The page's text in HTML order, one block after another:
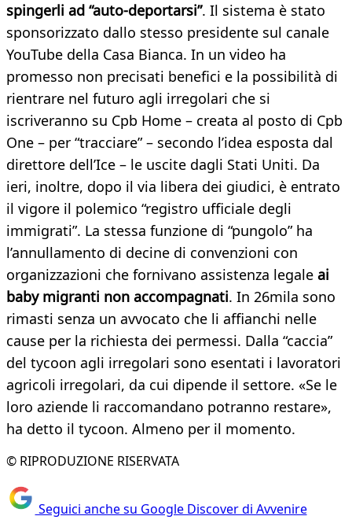
spingerli ad “auto-deportarsi”. Il sistema è stato
sponsorizzato dallo stesso presidente sul canale
YouTube della Casa Bianca. In un video ha
promesso non precisati benefici e la possibilità di
rientrare nel futuro agli irregolari che si
iscriveranno su Cpb Home – creata al posto di Cpb
One – per “tracciare” – secondo l’idea esposta dal
direttore dell’Ice – le uscite dagli Stati Uniti. Da
ieri, inoltre, dopo il via libera dei giudici, è entrato
il vigore il polemico “registro ufficiale degli
immigrati”. La stessa funzione di “pungolo” ha
l’annullamento di decine di convenzioni con
organizzazioni che fornivano assistenza legale ai
baby migranti non accompagnati. In 26mila sono
rimasti senza un avvocato che li affianchi nelle
cause per la richiesta dei permessi. Dalla “caccia”
del tycoon agli irregolari sono esentati i lavoratori
agricoli irregolari, da cui dipende il settore. «Se le
loro aziende li raccomandano potranno restare»,
ha detto il tycoon. Almeno per il momento.
© RIPRODUZIONE RISERVATA
Seguici anche su Google Discover di Avvenire